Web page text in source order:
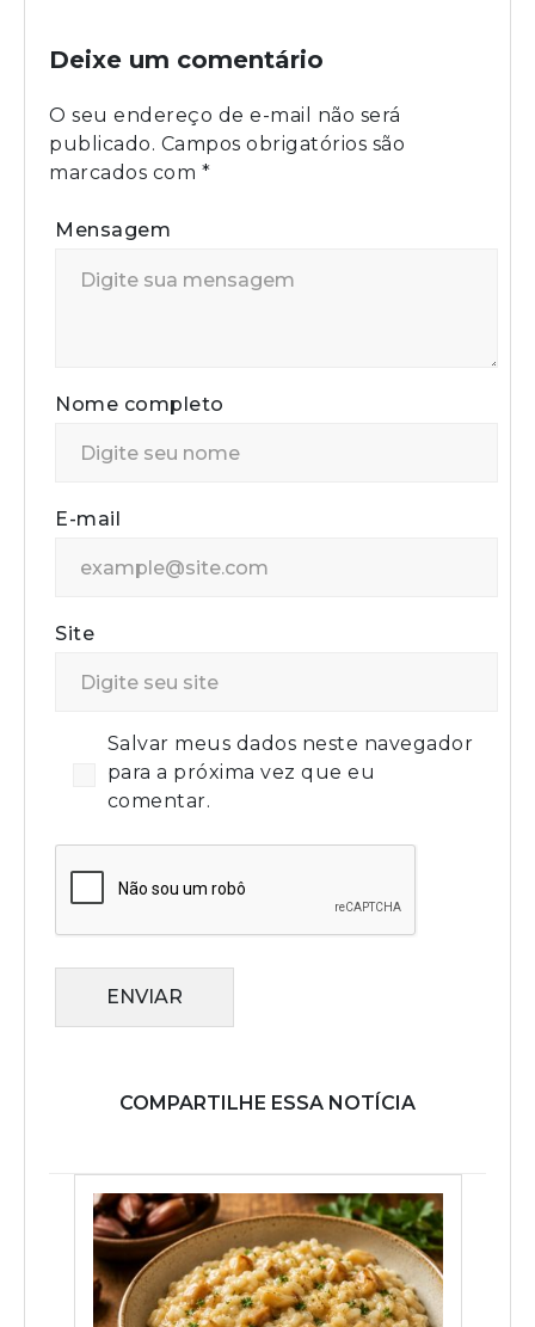
Deixe um comentário
O seu endereço de e-mail não será
publicado. Campos obrigatórios são
marcados com *
Mensagem
Nome completo
E-mail
Site
Salvar meus dados neste navegador
para a próxima vez que eu
comentar.
ENVIAR
COMPARTILHE ESSA NOTÍCIA